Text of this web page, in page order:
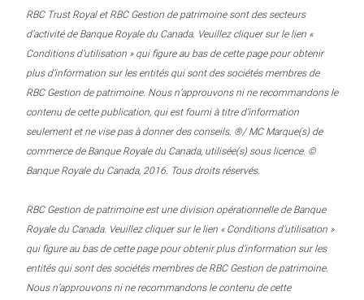
RBC Trust Royal et RBC Gestion de patrimoine sont des secteurs
d’activité de Banque Royale du Canada. Veuillez cliquer sur le lien «
Conditions d’utilisation » qui figure au bas de cette page pour obtenir
plus d’information sur les entités qui sont des sociétés membres de
RBC Gestion de patrimoine. Nous n’approuvons ni ne recommandons le
contenu de cette publication, qui est fourni à titre d’information
seulement et ne vise pas à donner des conseils. ®/ MC Marque(s) de
commerce de Banque Royale du Canada, utilisée(s) sous licence. ©
Banque Royale du Canada, 2016. Tous droits réservés.
RBC Gestion de patrimoine est une division opérationnelle de Banque
Royale du Canada. Veuillez cliquer sur le lien « Conditions d’utilisation »
qui figure au bas de cette page pour obtenir plus d’information sur les
entités qui sont des sociétés membres de RBC Gestion de patrimoine.
Nous n’approuvons ni ne recommandons le contenu de cette